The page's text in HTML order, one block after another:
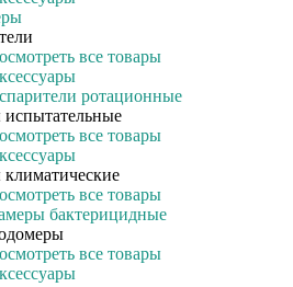
все товары
ротационные
все товары
все товары
бактерицидные
все товары